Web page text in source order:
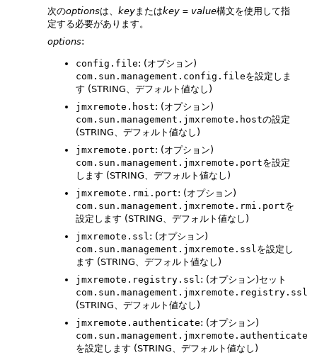
次のoptionsは、 keyまたはkey = value構文を使用して指
定する必要があります。
options:
config.file: (オプション)
com.sun.management.config.fileを設定しま
す (STRING、デフォルト値なし)
jmxremote.host: (オプション)
com.sun.management.jmxremote.hostの設定
(STRING、デフォルト値なし)
jmxremote.port: (オプション)
com.sun.management.jmxremote.portを設定
します (STRING、デフォルト値なし)
jmxremote.rmi.port: (オプション)
com.sun.management.jmxremote.rmi.portを
設定します (STRING、デフォルト値なし)
jmxremote.ssl: (オプション)
com.sun.management.jmxremote.sslを設定し
ます (STRING、デフォルト値なし)
jmxremote.registry.ssl: (オプション)セット
com.sun.management.jmxremote.registry.ssl
(STRING、デフォルト値なし)
jmxremote.authenticate: (オプション)
com.sun.management.jmxremote.authenticate
を設定します (STRING、デフォルト値なし)